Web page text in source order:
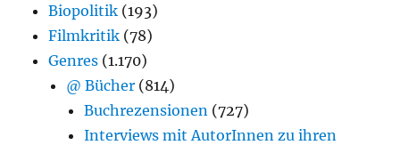
Biopolitik (193)
Filmkritik (78)
Genres (1.170)
@ Bücher (814)
Buchrezensionen (727)
Interviews mit AutorInnen zu ihren